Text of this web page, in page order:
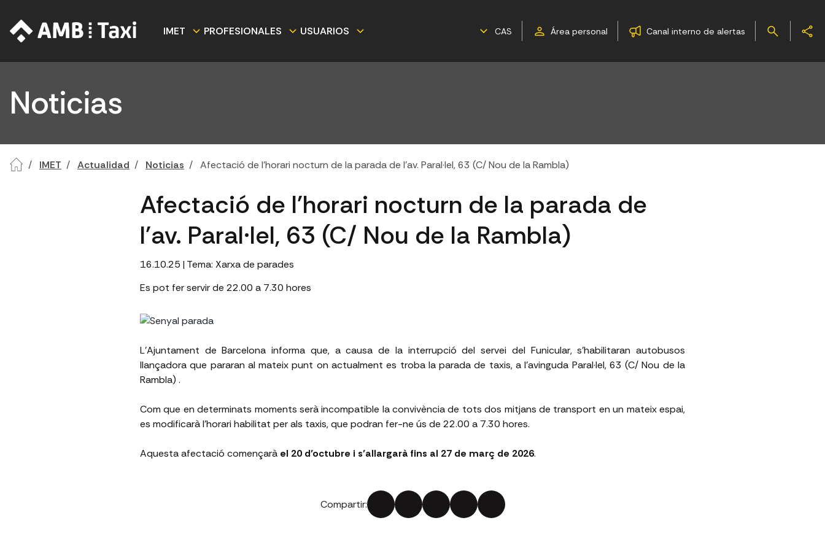
IMET PROFESIONALES USUARIOS CAS Área personal Canal interno de alertas
Noticias
IMET Actualidad Noticias Afectació de l'horari nocturn de la parada de l'av. Paral·lel, 63 (C/ Nou de la Rambla)
Afectació de l'horari nocturn de la parada de
l'av. Paral·lel, 63 (C/ Nou de la Rambla)
16.10.25 | Tema: Xarxa de parades
Es pot fer servir de 22.00 a 7.30 hores
L'Ajuntament de Barcelona informa que, a causa de la interrupció del servei del Funicular, s’habilitaran autobusos
llançadora que pararan al mateix punt on actualment es troba la parada de taxis, a l'avinguda Paral·lel, 63 (C/ Nou de la
Rambla) .
Com que en determinats moments serà incompatible la convivència de tots dos mitjans de transport en un mateix espai,
es modificarà l'horari habilitat per als taxis, que podran fer-ne ús de 22.00 a 7.30 hores.
Aquesta afectació començarà el 20 d’octubre i s’allargarà fins al 27 de març de 2026.
Compartir: